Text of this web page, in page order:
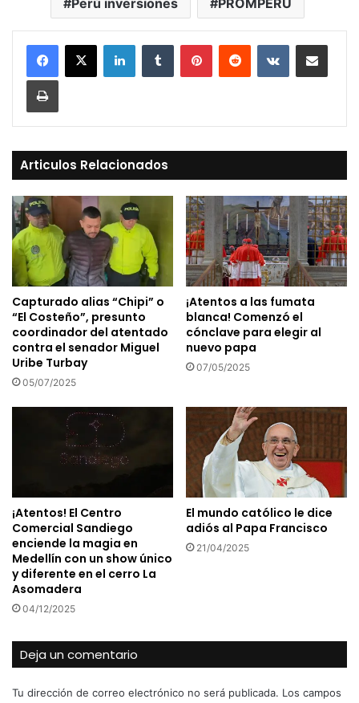
LinkedInTumblr PinterestReddit VKontakteCompartir vía Mail
Print
Articulos Relacionados
Capturado alias “Chipi” o
“El Costeño”, presunto
coordinador del atentado
contra el senador Miguel
Uribe Turbay
05/07/2025
¡Atentos a las fumata
blanca! Comenzó el
cónclave para elegir al
nuevo papa
07/05/2025
¡Atentos! El Centro
Comercial Sandiego
enciende la magia en
Medellín con un show único
y diferente en el cerro La
Asomadera
04/12/2025
El mundo católico le dice
adiós al Papa Francisco
21/04/2025
Deja un comentario
Tu dirección de correo electrónico no será publicada. Los campos